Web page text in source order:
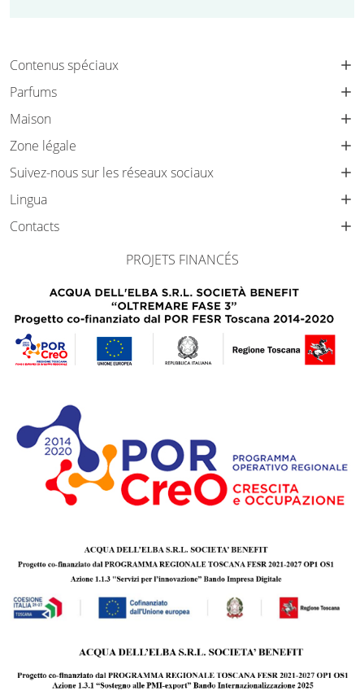
Contenus spéciaux
Parfums
Maison
Zone légale
Suivez-nous sur les réseaux sociaux
Lingua
Contacts
PROJETS FINANCÉS